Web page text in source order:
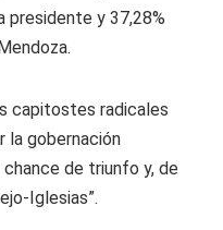
presidente y 37,28%
capitostes radicales
la gobernación
chance de triunfo y, de
Iglesias”.